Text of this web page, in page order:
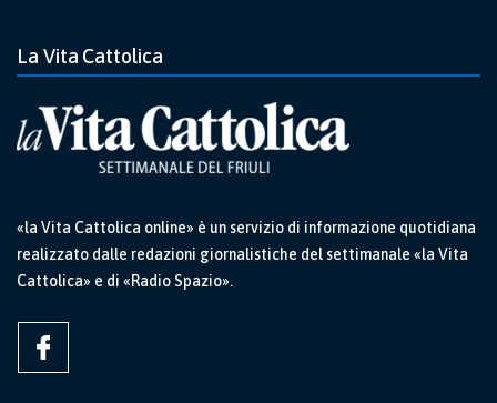
La Vita Cattolica
«la Vita Cattolica online» è un servizio di informazione quotidiana
realizzato dalle redazioni giornalistiche del settimanale «la Vita
Cattolica» e di «Radio Spazio».